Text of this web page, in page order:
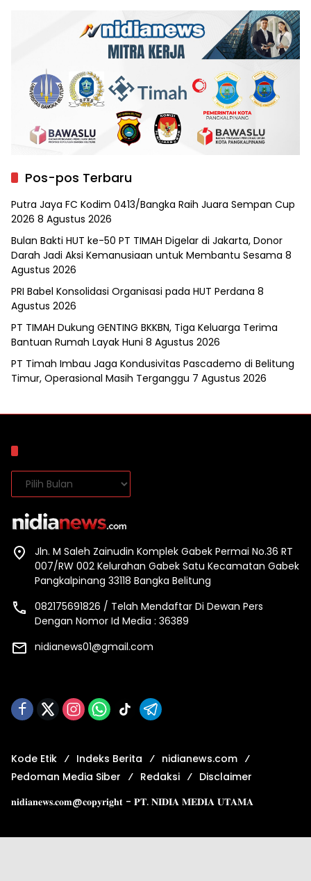
Pos-pos Terbaru
Putra Jaya FC Kodim 0413/Bangka Raih Juara Sempan Cup
2026 8 Agustus 2026
Bulan Bakti HUT ke-50 PT TIMAH Digelar di Jakarta, Donor
Darah Jadi Aksi Kemanusiaan untuk Membantu Sesama 8
Agustus 2026
PRI Babel Konsolidasi Organisasi pada HUT Perdana 8
Agustus 2026
PT TIMAH Dukung GENTING BKKBN, Tiga Keluarga Terima
Bantuan Rumah Layak Huni 8 Agustus 2026
PT Timah Imbau Jaga Kondusivitas Pascademo di Belitung
Timur, Operasional Masih Terganggu 7 Agustus 2026
Arsip
Jln. M Saleh Zainudin Komplek Gabek Permai No.36 RT
007/RW 002 Kelurahan Gabek Satu Kecamatan Gabek
Pangkalpinang 33118 Bangka Belitung
082175691826 / Telah Mendaftar Di Dewan Pers
Dengan Nomor Id Media : 36389
nidianews01@gmail.com
Kode Etik Indeks Berita
nidianews.com
Pedoman Media Siber
Redaksi
Disclaimer
𝐧𝐢𝐝𝐢𝐚𝐧𝐞𝐰𝐬.𝐜𝐨𝐦@𝐜𝐨𝐩𝐲𝐫𝐢𝐠𝐡𝐭 - 𝐏𝐓. 𝐍𝐈𝐃𝐈𝐀 𝐌𝐄𝐃𝐈𝐀 𝐔𝐓𝐀𝐌𝐀